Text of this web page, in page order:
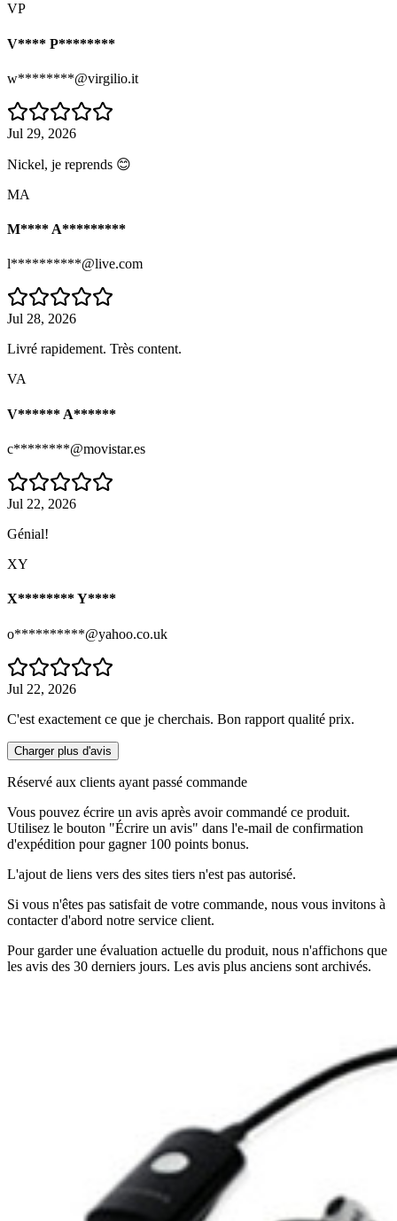
VP
V**** P********
w********@virgilio.it
Jul 29, 2026
Nickel, je reprends 😊
MA
M**** A*********
l**********@live.com
Jul 28, 2026
Livré rapidement. Très content.
VA
V****** A******
c********@movistar.es
Jul 22, 2026
Génial!
XY
X******** Y****
o**********@yahoo.co.uk
Jul 22, 2026
C'est exactement ce que je cherchais. Bon rapport qualité prix.
Charger plus d'avis
Réservé aux clients ayant passé commande
Vous pouvez écrire un avis après avoir commandé ce produit.
Utilisez le bouton "Écrire un avis" dans l'e-mail de confirmation
d'expédition pour gagner 100 points bonus.
L'ajout de liens vers des sites tiers n'est pas autorisé.
Si vous n'êtes pas satisfait de votre commande, nous vous invitons à
contacter d'abord notre service client.
Pour garder une évaluation actuelle du produit, nous n'affichons que
les avis des 30 derniers jours. Les avis plus anciens sont archivés.